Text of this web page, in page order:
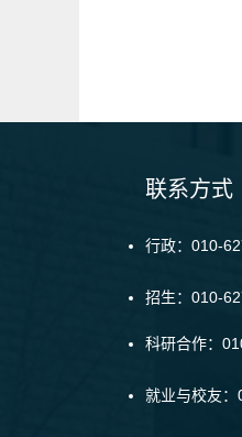
联系方式
行政：010-
招生：010-
科研合作：
就业与校友